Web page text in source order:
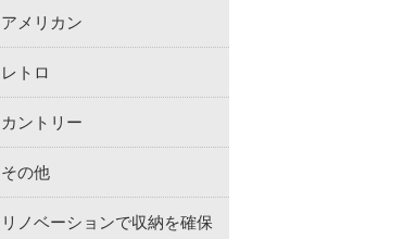
アメリカン
レトロ
カントリー
その他
リノベーションで収納を確保